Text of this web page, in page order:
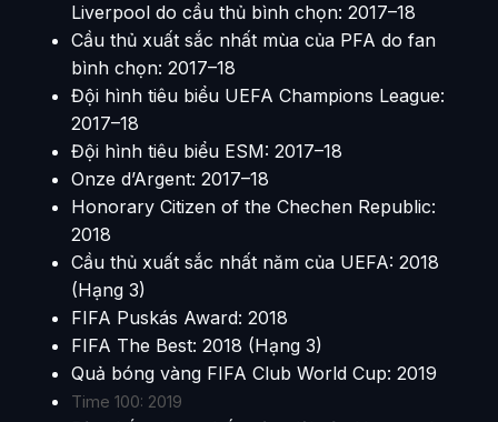
Liverpool do cầu thủ bình chọn: 2017–18
Cầu thủ xuất sắc nhất mùa của PFA do fan
bình chọn: 2017–18
Đội hình tiêu biểu UEFA Champions League:
2017–18
Đội hình tiêu biểu ESM: 2017–18
Onze d’Argent: 2017–18
Honorary Citizen of the Chechen Republic:
2018
Cầu thủ xuất sắc nhất năm của UEFA: 2018
(Hạng 3)
FIFA Puskás Award: 2018
FIFA The Best: 2018 (Hạng 3)
Quả bóng vàng FIFA Club World Cup: 2019
Time 100: 2019